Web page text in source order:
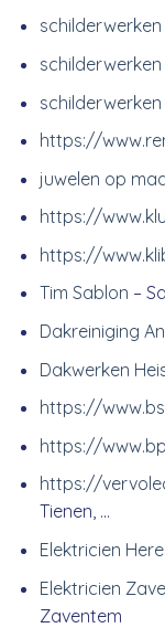
https://
juwelen op
https://
https://
Tim Sablon –
Dakreiniging
Dakwerken
https://
https://
https://
Tienen, …
Elektricien
Elektricien
Zaventem